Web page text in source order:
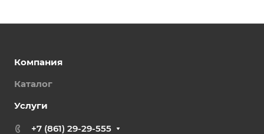
Компания
Каталог
Услуги
+7 (861) 29-29-555